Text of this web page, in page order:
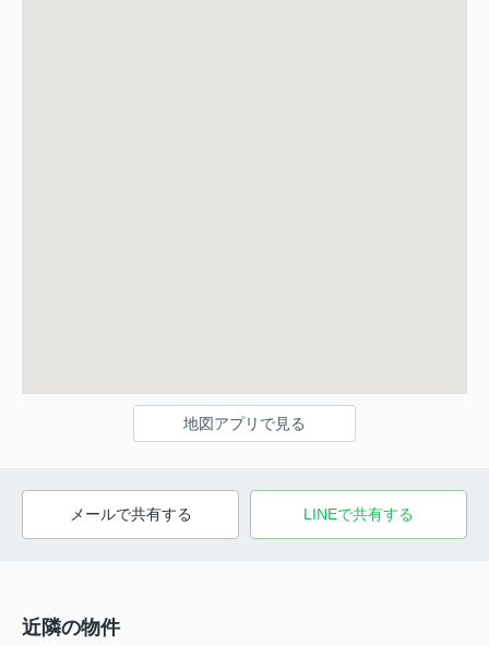
地図アプリで見る
メールで共有する LINEで共有する
近隣の物件